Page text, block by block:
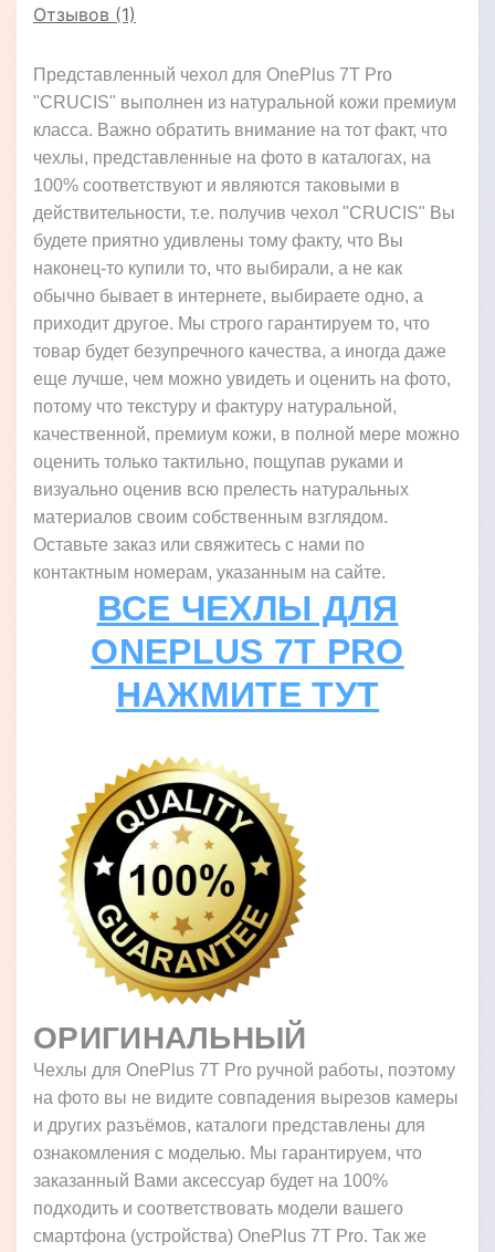
Отзывов (1)
Представленный чехол для OnePlus 7T Pro
"CRUCIS" выполнен из натуральной кожи премиум
класса. Важно обратить внимание на тот факт, что
чехлы, представленные на фото в каталогах, на
100% соответствуют и являются таковыми в
действительности, т.е. получив чехол "CRUCIS" Вы
будете приятно удивлены тому факту, что Вы
наконец-то купили то, что выбирали, а не как
обычно бывает в интернете, выбираете одно, а
приходит другое. Мы строго гарантируем то, что
товар будет безупречного качества, а иногда даже
еще лучше, чем можно увидеть и оценить на фото,
потому что текстуру и фактуру натуральной,
качественной, премиум кожи, в полной мере можно
оценить только тактильно, пощупав руками и
визуально оценив всю прелесть натуральных
материалов своим собственным взглядом.
Оставьте заказ или свяжитесь с нами по
контактным номерам, указанным на сайте.
ВСЕ ЧЕХЛЫ ДЛЯ
ONEPLUS 7T PRO
НАЖМИТЕ ТУТ
ОРИГИНАЛЬНЫЙ
Чехлы для OnePlus 7T Pro ручной работы, поэтому
на фото вы не видите совпадения вырезов камеры
и других разъёмов, каталоги представлены для
ознакомления с моделью. Мы гарантируем, что
заказанный Вами аксессуар будет на 100%
подходить и соответствовать модели вашего
смартфона (устройства) OnePlus 7T Pro. Так же